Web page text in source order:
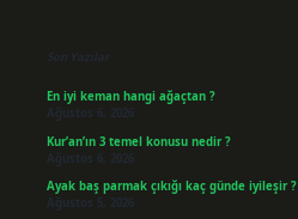
Son Yazılar
En iyi keman hangi ağaçtan ?
Ağustos 6, 2026
Kur’an’ın 3 temel konusu nedir ?
Ağustos 6, 2026
Ayak baş parmak çıkığı kaç günde iyileşir ?
Ağustos 5, 2026